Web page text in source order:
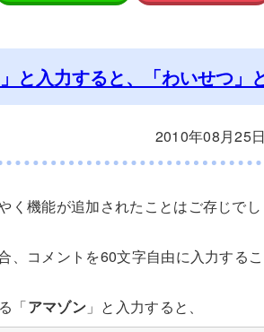
と入力すると、「わいせつ」
2010年08月25
く機能が追加されたことはご存じで
、コメントを60文字自由に入力する
「アマゾン 」と入力すると、